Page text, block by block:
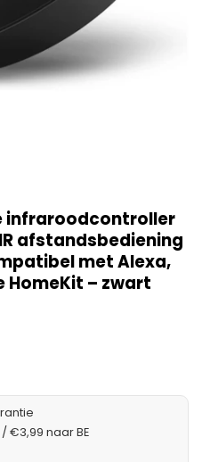
infraroodcontroller
afstandsbediening
met Alexa,
HomeKit – zwart
/ €3,99 naar BE